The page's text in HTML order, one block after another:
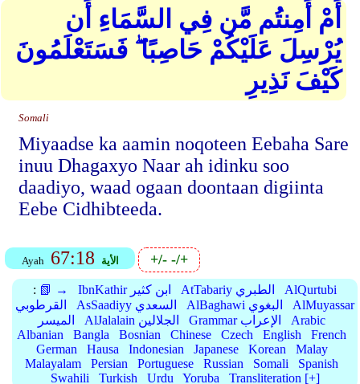
أَمْ أَمِنتُم مَّن فِي السَّمَاءِ أَن
يُرْسِلَ عَلَيْكُمْ حَاصِبًا ۖ فَسَتَعْلَمُونَ
كَيْفَ نَذِيرِ
Somali
Miyaadse ka aamin noqoteen Eebaha Sare
inuu Dhagaxyo Naar ah idinku soo
daadiyo, waad ogaan doontaan digiinta
Eebe Cidhibteeda.
Ayah 67:18 الأية +/--/+
: 📗 → IbnKathir ابن كثير AtTabariy الطبري
AlQurtubi
القرطوبي
AsSaadiyy السعدي AlBaghawi البغوي
AlMuyassar
الميسر
AlJalalain الجلالين Grammar الإعراب
Arabic
Albanian
Bangla Bosnian Chinese Czech English
French
German
Hausa Indonesian Japanese Korean
Malay
Malayalam
Persian Portuguese Russian Somali
Spanish
Swahili
Turkish Urdu Yoruba Transliteration [+]